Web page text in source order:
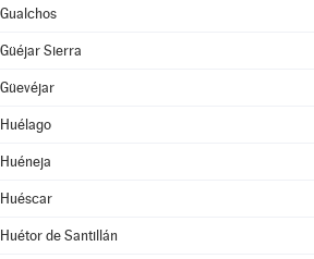
Gualchos
Güéjar Sierra
Güevéjar
Huélago
Huéneja
Huéscar
Huétor de Santillán